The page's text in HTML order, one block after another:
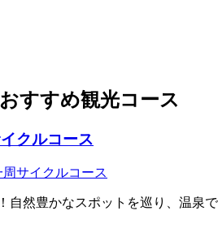
すすめ観光コース
クルコース
自然豊かなスポットを巡り、温泉